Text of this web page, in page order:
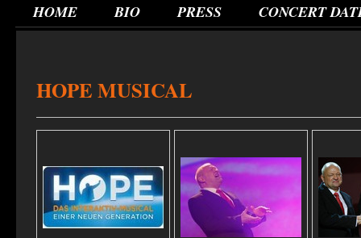
HOME BIO PRESS CONCERT
HOPE MUSICAL